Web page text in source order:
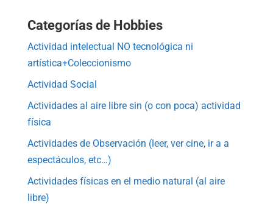
Categorías de Hobbies
Actividad intelectual NO tecnológica ni
artística+Coleccionismo
Actividad Social
Actividades al aire libre sin (o con poca) actividad
física
Actividades de Observación (leer, ver cine, ir a a
espectáculos, etc…)
Actividades físicas en el medio natural (al aire
libre)